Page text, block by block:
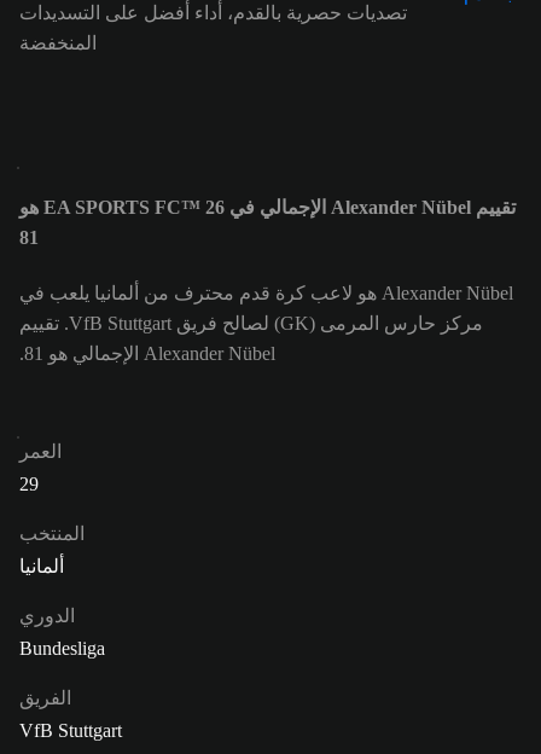
تصديات حصرية بالقدم، أداء أفضل على التسديدات
المنخفضة
تقييم Alexander Nübel الإجمالي في EA SPORTS FC™ 26 هو
81
Alexander Nübel هو لاعب كرة قدم محترف من ألمانيا يلعب في
مركز حارس المرمى (GK) لصالح فريق VfB Stuttgart. تقييم
Alexander Nübel الإجمالي هو 81.
العمر
29
المنتخب
ألمانيا
الدوري
Bundesliga
الفريق
VfB Stuttgart